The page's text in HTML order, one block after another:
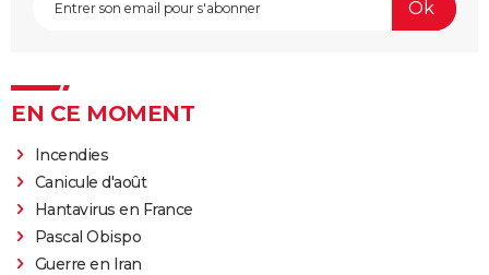
EN CE MOMENT
Incendies
Canicule d'août
Hantavirus en France
Pascal Obispo
Guerre en Iran